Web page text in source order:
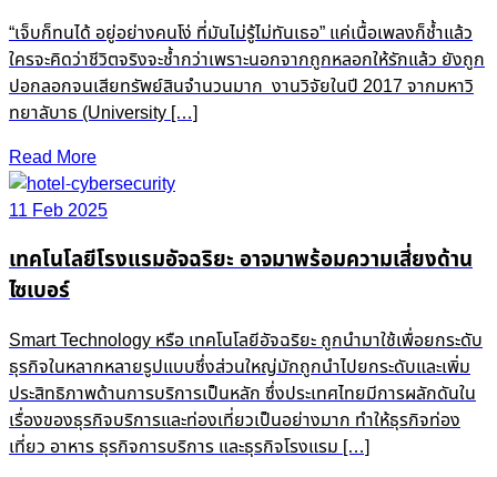
“เจ็บก็ทนได้ อยู่อย่างคนโง่ ที่มันไม่รู้ไม่ทันเธอ” แค่เนื้อเพลงก็ช้ำแล้ว
ใครจะคิดว่าชีวิตจริงจะช้ำกว่าเพราะนอกจากถูกหลอกให้รักแล้ว ยังถูก
ปอกลอกจนเสียทรัพย์สินจำนวนมาก งานวิจัยในปี 2017 จากมหาวิ
ทยาลับาธ (University […]
Read More
11 Feb 2025
เทคโนโลยีโรงแรมอัจฉริยะ อาจมาพร้อมความเสี่ยงด้าน
ไซเบอร์
Smart Technology หรือ เทคโนโลยีอัจฉริยะ ถูกนำมาใช้เพื่อยกระดับ
ธุรกิจในหลากหลายรูปแบบซึ่งส่วนใหญ่มักถูกนำไปยกระดับและเพิ่ม
ประสิทธิภาพด้านการบริการเป็นหลัก ซึ่งประเทศไทยมีการผลักดันใน
เรื่องของธุรกิจบริการและท่องเที่ยวเป็นอย่างมาก ทำให้ธุรกิจท่อง
เที่ยว อาหาร ธุรกิจการบริการ และธุรกิจโรงแรม […]